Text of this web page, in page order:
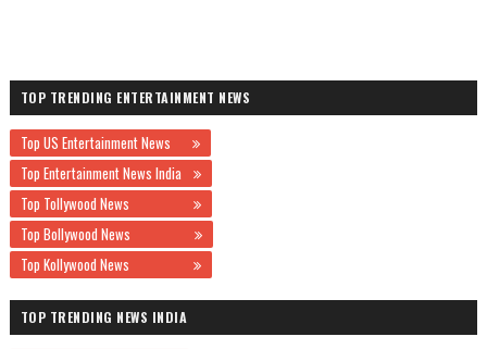
TOP TRENDING ENTERTAINMENT NEWS
Top US Entertainment News
Top Entertainment News India
Top Tollywood News
Top Bollywood News
Top Kollywood News
TOP TRENDING NEWS INDIA